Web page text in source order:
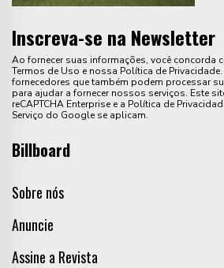
Inscreva-se na Newsletter
Ao fornecer suas informações, você concorda
Termos de Uso e nossa Política de
fornecedores que também podem processar
para ajudar a fornecer nossos serviços. Este
reCAPTCHA Enterprise e a Política de
Serviço do Google se aplicam.
Billboard
Sobre nós
Anuncie
Assine a Revista